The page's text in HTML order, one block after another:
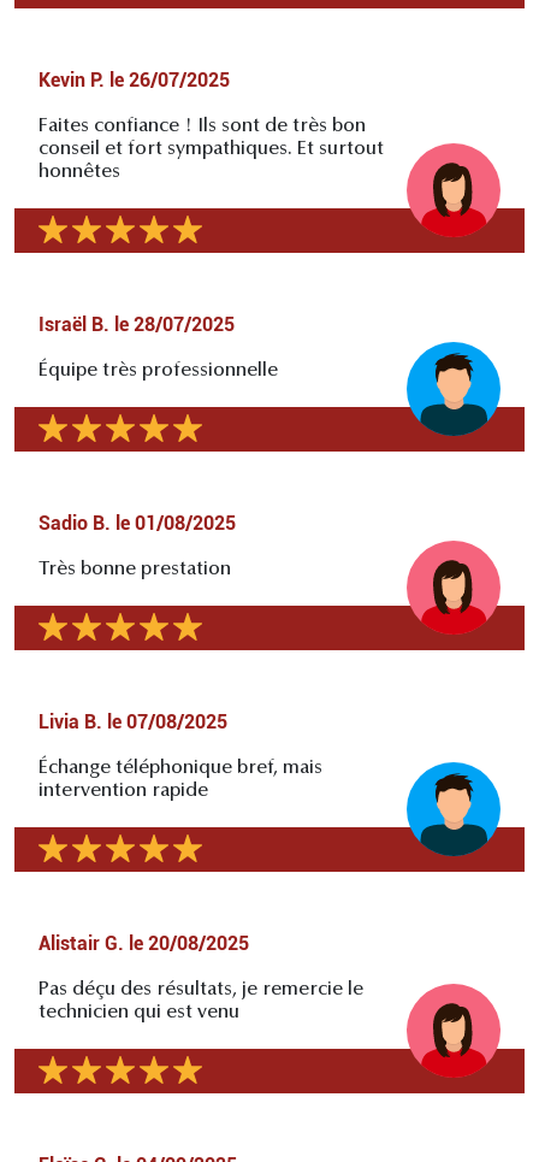
Kevin P. le 26/07/2025
Faites confiance ! Ils sont de très bon
conseil et fort sympathiques. Et surtout
honnêtes
Israël B. le 28/07/2025
Équipe très professionnelle
Sadio B. le 01/08/2025
Très bonne prestation
Livia B. le 07/08/2025
Échange téléphonique bref, mais
intervention rapide
Alistair G. le 20/08/2025
Pas déçu des résultats, je remercie le
technicien qui est venu